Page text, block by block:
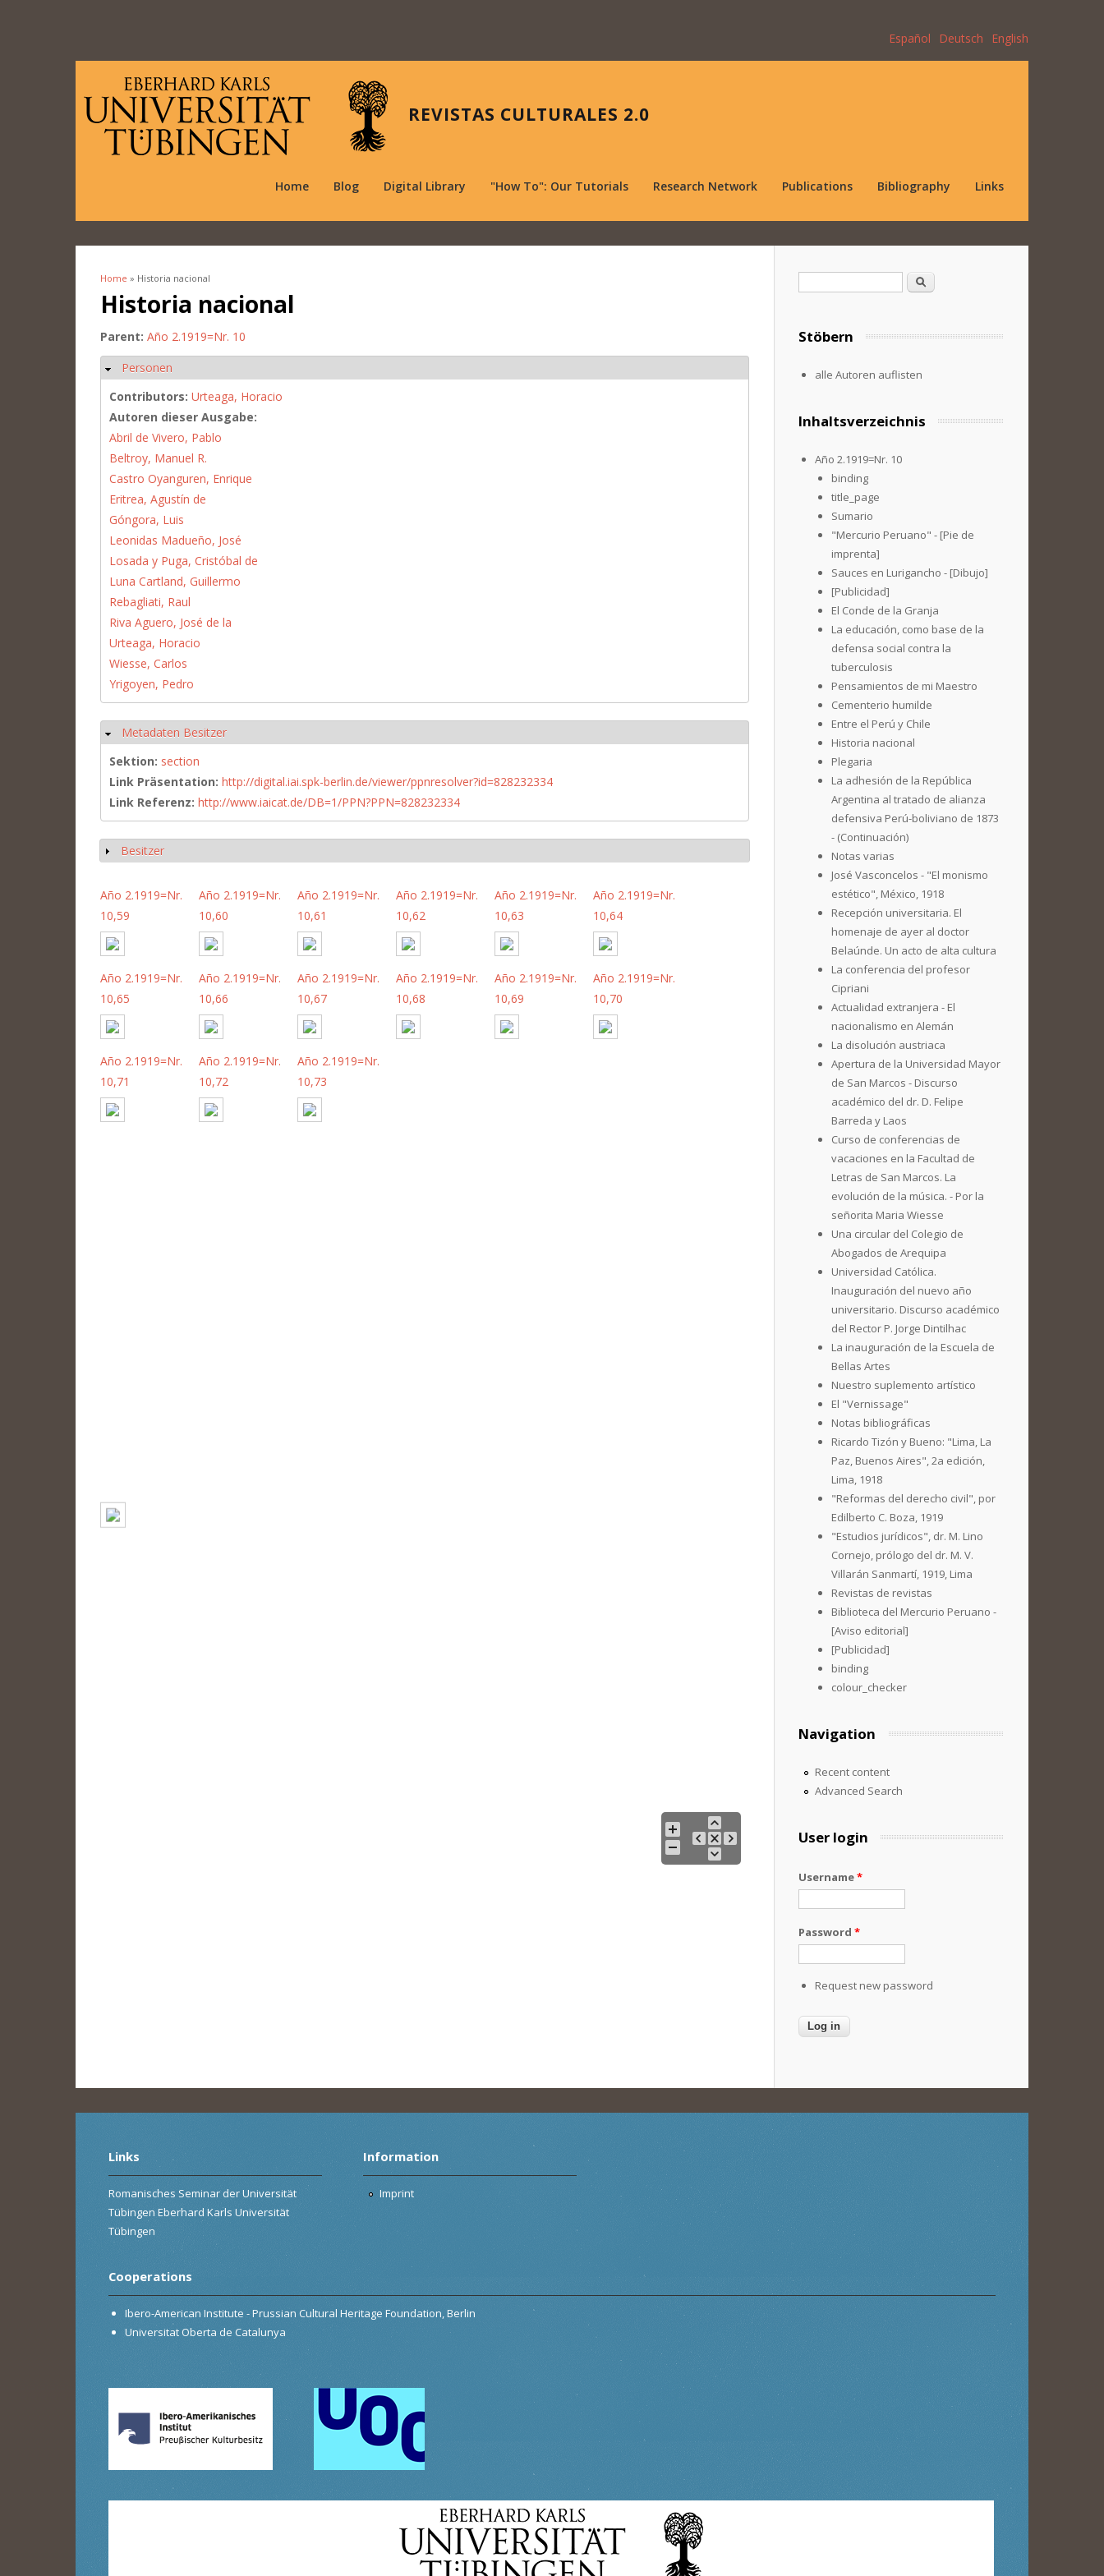
Español Deutsch English
REVISTAS CULTURALES 2.0
Home Blog Digital Library "How To": Our Tutorials Research Network Publications Bibliography Links
You are here
Home » Historia nacional
Historia nacional
Parent: Año 2.1919=Nr. 10
Hide
Personen
Contributors: Urteaga, Horacio
Autoren dieser Ausgabe:
Abril de Vivero, Pablo
Beltroy, Manuel R.
Castro Oyanguren, Enrique
Eritrea, Agustín de
Góngora, Luis
Leonidas Madueño, José
Losada y Puga, Cristóbal de
Luna Cartland, Guillermo
Rebagliati, Raul
Riva Aguero, José de la
Urteaga, Horacio
Wiesse, Carlos
Yrigoyen, Pedro
Hide
Metadaten Besitzer
Sektion: section
Link Präsentation: http://digital.iai.spk-berlin.de/viewer/ppnresolver?id=828232334
Link Referenz: http://www.iaicat.de/DB=1/PPN?PPN=828232334
Show
Besitzer
Año 2.1919=Nr.
10,59
Año 2.1919=Nr.
10,60
Año 2.1919=Nr.
10,61
Año 2.1919=Nr.
10,62
Año 2.1919=Nr.
10,63
Año 2.1919=Nr.
10,64
Año 2.1919=Nr.
10,65
Año 2.1919=Nr.
10,66
Año 2.1919=Nr.
10,67
Año 2.1919=Nr.
10,68
Año 2.1919=Nr.
10,69
Año 2.1919=Nr.
10,70
Año 2.1919=Nr.
10,71
Año 2.1919=Nr.
10,72
Año 2.1919=Nr.
10,73
Search
Stöbern
alle Autoren auflisten
Inhaltsverzeichnis
Año 2.1919=Nr. 10
binding
title_page
Sumario
"Mercurio Peruano" - [Pie de
imprenta]
Sauces en Lurigancho - [Dibujo]
[Publicidad]
El Conde de la Granja
La educación, como base de la
defensa social contra la
tuberculosis
Pensamientos de mi Maestro
Cementerio humilde
Entre el Perú y Chile
Historia nacional
Plegaria
La adhesión de la República
Argentina al tratado de alianza
defensiva Perú-boliviano de 1873
- (Continuación)
Notas varias
José Vasconcelos - "El monismo
estético", México, 1918
Recepción universitaria. El
homenaje de ayer al doctor
Belaúnde. Un acto de alta cultura
La conferencia del profesor
Cipriani
Actualidad extranjera - El
nacionalismo en Alemán
La disolución austriaca
Apertura de la Universidad Mayor
de San Marcos - Discurso
académico del dr. D. Felipe
Barreda y Laos
Curso de conferencias de
vacaciones en la Facultad de
Letras de San Marcos. La
evolución de la música. - Por la
señorita Maria Wiesse
Una circular del Colegio de
Abogados de Arequipa
Universidad Católica.
Inauguración del nuevo año
universitario. Discurso académico
del Rector P. Jorge Dintilhac
La inauguración de la Escuela de
Bellas Artes
Nuestro suplemento artístico
El "Vernissage"
Notas bibliográficas
Ricardo Tizón y Bueno: "Lima, La
Paz, Buenos Aires", 2a edición,
Lima, 1918
"Reformas del derecho civil", por
Edilberto C. Boza, 1919
"Estudios jurídicos", dr. M. Lino
Cornejo, prólogo del dr. M. V.
Villarán Sanmartí, 1919, Lima
Revistas de revistas
Biblioteca del Mercurio Peruano -
[Aviso editorial]
[Publicidad]
binding
colour_checker
Navigation
Recent content
Advanced Search
User login
Username*
Password *
Request new password
Links
Romanisches Seminar der Universität
Tübingen Eberhard Karls Universität
Tübingen
Information
Imprint
Cooperations
Ibero-American Institute - Prussian Cultural Heritage Foundation, Berlin
Universitat Oberta de Catalunya